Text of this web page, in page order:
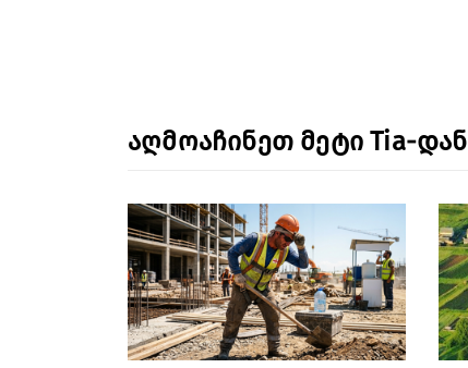
აღმოაჩინეთ მეტი Tia-დან